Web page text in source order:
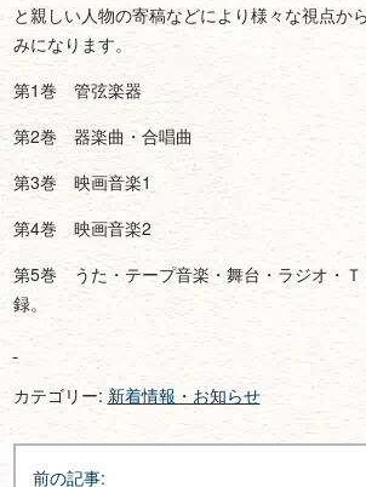
と親しい人物の寄稿などにより様々な視点か
みになります。
第1巻 管弦楽器
第2巻 器楽曲・合唱曲
第3巻 映画音楽1
第4巻 映画音楽2
第5巻 うた・テープ音楽・舞台・ラジオ・Ｔ
録。
カテゴリー: 新着情報・お知らせ
投前の記事: